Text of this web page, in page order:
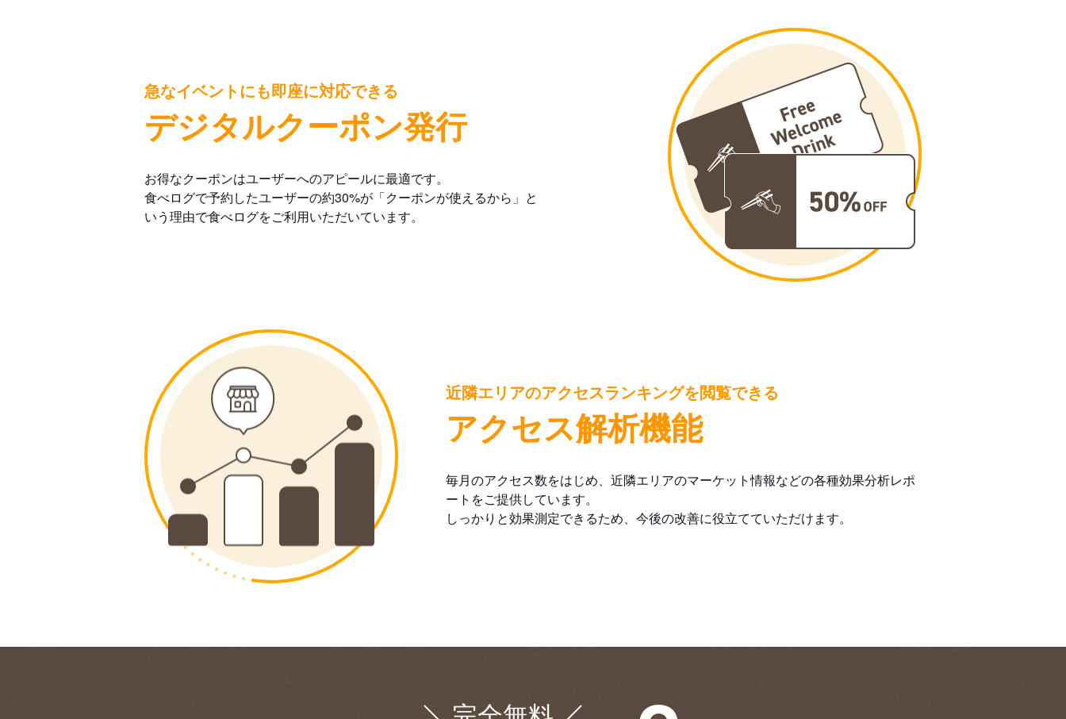
急なイベントにも即座に対応できる
デジタルクーポン発行
お得なクーポンはユーザーへのアピールに最適です。
食べログで予約したユーザーの約30%が「クーポンが使えるから」と
いう理由で食べログをご利用いただいています。
近隣エリアのアクセスランキングを閲覧できる
アクセス解析機能
毎月のアクセス数をはじめ、近隣エリアのマーケット情報などの各種効果分析レポ
ートをご提供しています。
しっかりと効果測定できるため、今後の改善に役立てていただけます。